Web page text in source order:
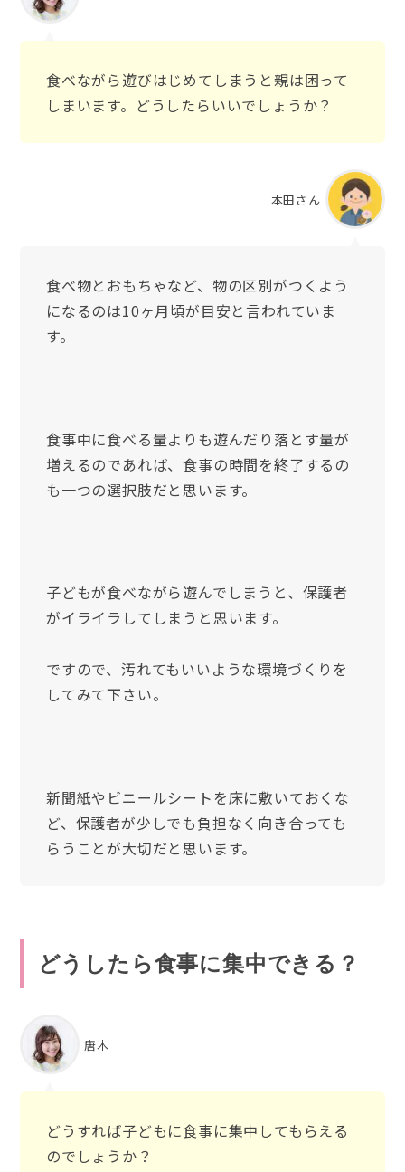
食べながら遊びはじめてしまうと親は困って
しまいます。どうしたらいいでしょうか？
本田さん
食べ物とおもちゃなど、物の区別がつくよう
になるのは10ヶ月頃が目安と言われていま
す。
食事中に食べる量よりも遊んだり落とす量が
増えるのであれば、食事の時間を終了するの
も一つの選択肢だと思います。
子どもが食べながら遊んでしまうと、保護者
がイライラしてしまうと思います。
ですので、汚れてもいいような環境づくりを
してみて下さい。
新聞紙やビニールシートを床に敷いておくな
ど、保護者が少しでも負担なく向き合っても
らうことが大切だと思います。
どうしたら食事に集中できる？
唐木
どうすれば子どもに食事に集中してもらえる
のでしょうか？